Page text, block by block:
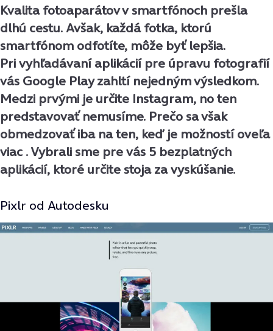
Kvalita fotoaparátov v smartfónoch prešla
dlhú cestu. Avšak, každá fotka, ktorú
smartfónom odfotíte, môže byť lepšia.
Pri vyhľadávaní aplikácií pre úpravu fotografií
vás Google Play zahltí nejedným výsledkom.
Medzi prvými je určite Instagram, no ten
predstavovať nemusíme. Prečo sa však
obmedzovať iba na ten, keď je možností oveľa
viac . Vybrali sme pre vás 5 bezplatných
aplikácií, ktoré určite stoja za vyskúšanie.
Pixlr od Autodesku